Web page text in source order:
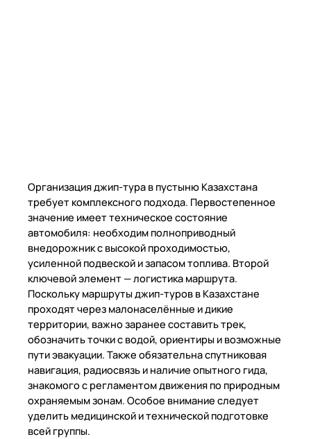
Организация джип-тура в пустыню Казахстана
требует комплексного подхода. Первостепенное
значение имеет техническое состояние
автомобиля: необходим полноприводный
внедорожник с высокой проходимостью,
усиленной подвеской и запасом топлива. Второй
ключевой элемент — логистика маршрута.
Поскольку маршруты джип-туров в Казахстане
проходят через малонаселённые и дикие
территории, важно заранее составить трек,
обозначить точки с водой, ориентиры и возможные
пути эвакуации. Также обязательна спутниковая
навигация, радиосвязь и наличие опытного гида,
знакомого с регламентом движения по природным
охраняемым зонам. Особое внимание следует
уделить медицинской и технической подготовке
всей группы.